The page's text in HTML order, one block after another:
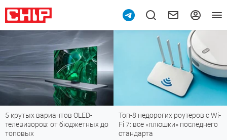
5 крутых вариантов OLED-
телевизоров: от бюджетных до
топовых
Топ-8 недорогих роутеров с Wi-
Fi 7: все «плюшки» последнего
стандарта